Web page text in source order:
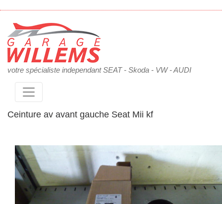
votre spécialiste independant SEAT - Skoda - VW - AUDI
Ceinture av avant gauche Seat Mii kf